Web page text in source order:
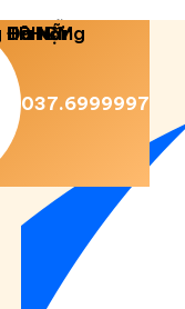
Gia